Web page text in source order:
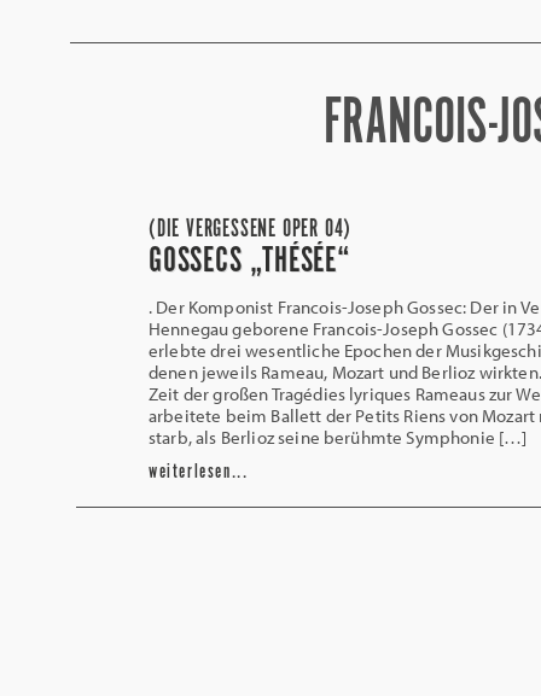
FRANCOIS-
(DIE VERGESSENE OPER 04)
GOSSECS „THÉSÉE“
. Der Komponist Francois-Joseph Gossec: Der in
Hennegau geborene Francois-Joseph Gossec
erlebte drei wesentliche Epochen der
denen jeweils Rameau, Mozart und Berlioz
Zeit der großen Tragédies lyriques Rameaus zur
arbeitete beim Ballett der Petits Riens von
starb, als Berlioz seine berühmte Symphonie […]
weiterlesen...